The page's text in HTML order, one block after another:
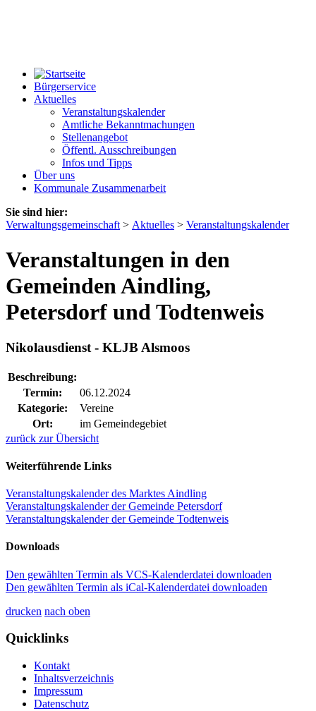
Bürgerservice
Aktuelles
Veranstaltungskalender
Amtliche Bekanntmachungen
Stellenangebot
Öffentl. Ausschreibungen
Infos und Tipps
Über uns
Kommunale Zusammenarbeit
Sie sind hier:
Verwaltungsgemeinschaft > Aktuelles > Veranstaltungskalender
Veranstaltungen in den
Gemeinden Aindling,
Petersdorf und Todtenweis
Nikolausdienst - KLJB Alsmoos
Beschreibung:
Termin:
06.12.2024
Kategorie:
Vereine
Ort:
im Gemeindegebiet
zurück zur Übersicht
Weiterführende Links
Veranstaltungskalender des Marktes Aindling
Veranstaltungskalender der Gemeinde Petersdorf
Veranstaltungskalender der Gemeinde Todtenweis
Downloads
Den gewählten Termin als VCS-Kalenderdatei downloaden
Den gewählten Termin als iCal-Kalenderdatei downloaden
drucken nach oben
Quicklinks
Kontakt
Inhaltsverzeichnis
Impressum
Datenschutz